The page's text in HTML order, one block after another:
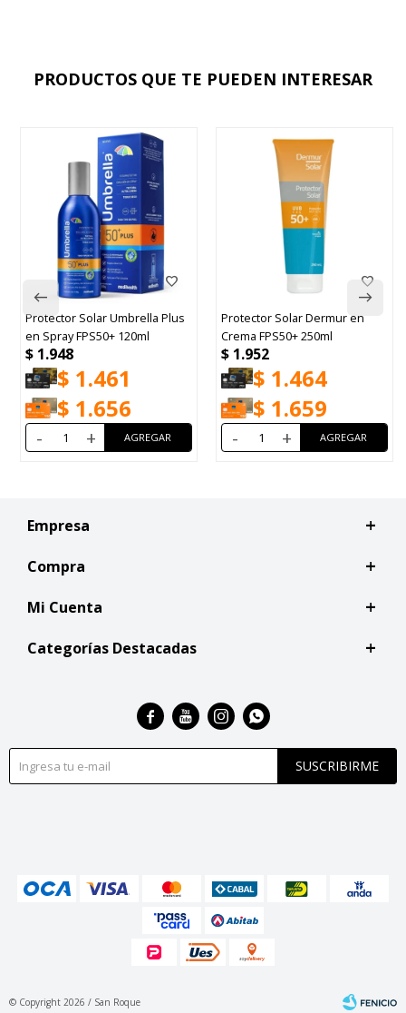
PRODUCTOS QUE TE PUEDEN INTERESAR
Protector Solar Umbrella Plus
en Spray FPS50+ 120ml
$ 1.948
$ 1.461
$ 1.656
- +
Protector Solar Dermur en
Crema FPS50+ 250ml
$ 1.952
$ 1.464
$ 1.659
- +
Empresa
Compra
Mi Cuenta
Categorías Destacadas
SUSCRIBIRME
   
© Copyright 2026 / San Roque